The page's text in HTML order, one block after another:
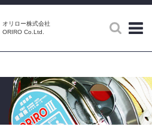
オリロー株式会社
ORIRO Co.Ltd.
検索